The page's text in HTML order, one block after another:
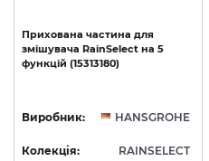
Прихована частина для
змішувача RainSelect на 5
функцій (15313180)
Виробник: HANSGROHE
Колекція: RAINSELECT